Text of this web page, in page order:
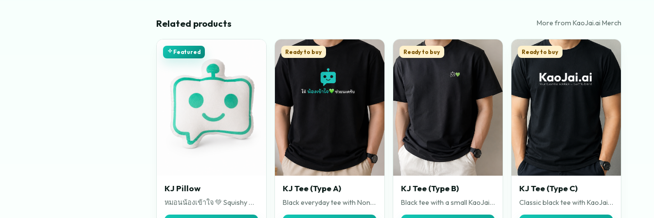
Related products More from KaoJai.ai Merch
Featured
KJ Pillow
หมอนน้องเข้าใจ 💚 Squishy นุ่มนิ่ม ตีฟูเหมือนหมอนอิงทั่วไป จาก KaoJai.ai ขนาด 30 x 40cm ตีเส้นสี Teal ฟ้าแกมน้ำเงิน หาใช่สี Tiffany Blue แต่คือสีเอกลักษณ์ ของแบรนด์ KaoJai.ai ที่เป็นส่วนผสมของสีของ เจ้านกฟอพัส 💚💙 ซึ่งเป็นสัตว์วิเศษ ทั้งสองตัว ของ Founder ผู้ก่อตั้ง จนกลั่นกรองออกมาเป็น HEXCODE #11BAA6
Ready to buy
KJ Tee (Type A)
Black everyday tee with Nong KaoJai robot print. Small Thai tagline sits under the mascot. Easy fit for workdays, events, and casual wear.
Ready to buy
KJ Tee (Type B)
Black tee with a small KaoJai chest mark. Back print features the bold KaoJai.ai logo. Clean front, statement back, made for daily wear.
Ready to buy
KJ Tee (Type C)
Classic black tee with KaoJai.ai across the chest. Minimal logo-first design in high contrast white. Simple, sharp, and easy to pair with anything.